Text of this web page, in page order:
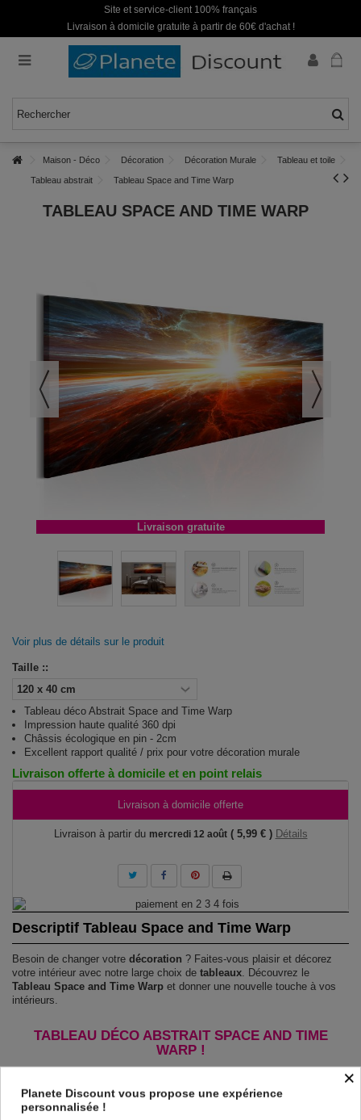
Site et service-client 100% français
Livraison à domicile gratuite à partir de 60€ d'achat !
Maison - Déco Décoration Décoration Murale Tableau et toile
Tableau abstrait Tableau Space and Time Warp
TABLEAU SPACE AND TIME WARP
Livraison gratuite
Voir plus de détails sur le produit
Taille ::
Tableau déco Abstrait Space and Time Warp
Impression haute qualité 360 dpi
Châssis écologique en pin - 2cm
Excellent rapport qualité / prix pour votre décoration murale
Livraison offerte à domicile et en point relais
Livraison à domicile offerte
Livraison à partir du mercredi 12 août ( 5,99 € ) Détails
Descriptif Tableau Space and Time Warp
Besoin de changer votre décoration ? Faites-vous plaisir et décorez
votre intérieur avec notre large choix de tableaux. Découvrez le
Tableau Space and Time Warp et donner une nouvelle touche à vos
intérieurs.
TABLEAU DÉCO ABSTRAIT SPACE AND TIME
WARP !
spécial et de haute qualité qui reflète parfaitement les couleurs avec
des détails parfaitement reproduits. Grâce à une impression sur tous les
cotés et une toile tendue sur un châssis fait de matériaux respectueux
×
Planete Discount vous propose une expérience
personnalisée !